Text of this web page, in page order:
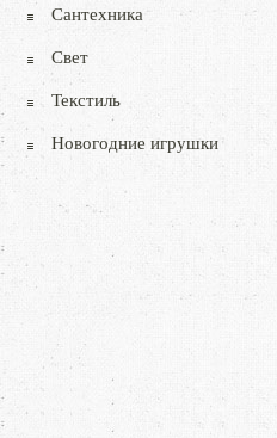
Сантехника
Свет
Текстиль
Новогодние игрушки